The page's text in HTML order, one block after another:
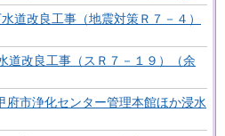
道改良工事（地震対策Ｒ７－４）
道改良工事（スＲ７－１９）（余
府市浄化センター管理本館ほか浸水